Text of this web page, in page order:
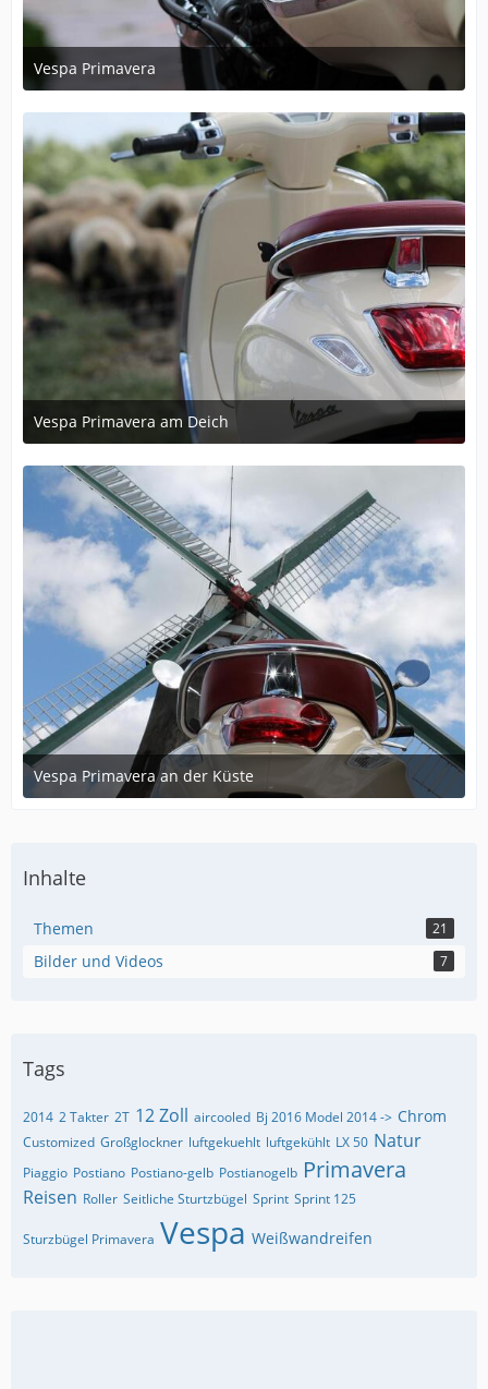
Vespa Primavera
June 22, 2014 at 20:58
Vespa Primavera am Deich
June 22, 2014 at 20:45
3
Vespa Primavera an der Küste
June 22, 2014 at 20:35
Inhalte
Themen 21
Bilder und Videos 7
Tags
2014 2 Takter 2T 12 Zoll aircooled Bj 2016 Model 2014 -> Chrom
Customized Großglockner luftgekuehlt luftgekühlt LX 50 Natur
Piaggio Postiano Postiano-gelb Postianogelb Primavera
Reisen Roller Seitliche Sturtzbügel Sprint Sprint 125
Sturzbügel Primavera Vespa Weißwandreifen